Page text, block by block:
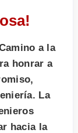
a la
honrar a
La
hacia la